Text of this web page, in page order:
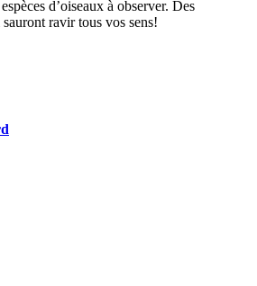
d’oiseaux à observer. Des
ravir tous vos sens!